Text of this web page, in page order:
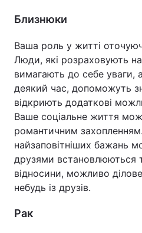
Близнюки
Ваша роль у житті
Люди, які розраховують
вимагають до себе уваги,
деякий час, допоможуть
відкриють додаткові
Ваше соціальне життя
романтичним
найзаповітніших бажань
друзями встановлюються
відносини, можливо
небудь із друзів.
Рак